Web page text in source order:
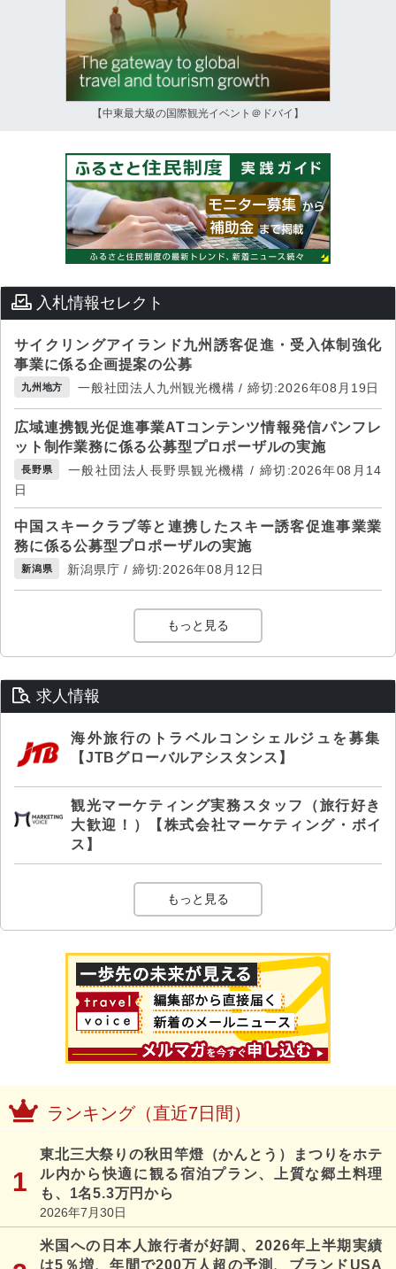
【中東最大級の国際観光イベント＠ドバイ】
入札情報セレクト
サイクリングアイランド九州誘客促進・受入体制強化
事業に係る企画提案の公募
九州地方 一般社団法人九州観光機構 / 締切:2026年08月19日
広域連携観光促進事業ATコンテンツ情報発信パンフレ
ット制作業務に係る公募型プロポーザルの実施
長野県
一般社団法人長野県観光機構 / 締切:2026年08月14
日
中国スキークラブ等と連携したスキー誘客促進事業業
務に係る公募型プロポーザルの実施
新潟県 新潟県庁 / 締切:2026年08月12日
もっと見る
求人情報
海外旅行のトラベルコンシェルジュを募集
【JTBグローバルアシスタンス】
観光マーケティング実務スタッフ（旅行好き
大歓迎！）【株式会社マーケティング・ボイ
ス】
もっと見る
ランキング（直近7日間）
東北三大祭りの秋田竿燈（かんとう）まつりをホテ
ル内から快適に観る宿泊プラン、上質な郷土料理
も、1名5.3万円から
2026年7月30日
米国への日本人旅行者が好調、2026年上半期実績
は5％増、年間で200万人超の予測、ブランドUSA